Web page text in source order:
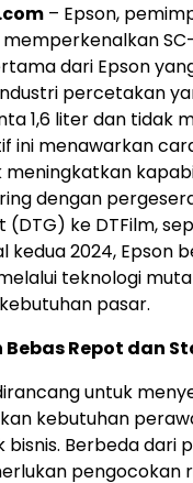
– Epson,
memperkenalkan
dari Epson
percetakan
1,6 liter dan tidak
ini menawarkan
meningkatkan
dengan
ke DTFilm,
kedua 2024, Epson
teknologi
pasar.
Repot dan
untuk
kebutuhan
bisnis. Berbeda dari
pengocokan